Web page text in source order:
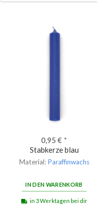
0,95 € *
Stabkerze blau
Material: Paraffinwachs
IN DEN WARENKORB
in 3 Werktagen bei dir